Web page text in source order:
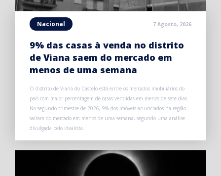
Nacional 7 Agosto, 2026
9% das casas à venda no distrito
de Viana saem do mercado em
menos de uma semana
O distrito de Viana do Castelo está entre os mercados imobiliários do
país com maior percentagem de casas vendidas em menos de sete dias.
No segundo trimestre de 2026, 9% dos imóveis anunciados na região
saíram do mercado em menos de uma semana, segundo uma análise
divulgada pelo idealista.